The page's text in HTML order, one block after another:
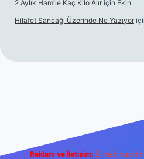
2 Aylık Hamile Kaç Kilo Alır için Ekin
Hilafet Sancağı Üzerinde Ne Yazıyor
Reklam ve İletişim: E-mail: